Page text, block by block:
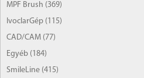
MPF Brush (369)
IvoclarGép (115)
CAD/CAM (77)
Egyéb (184)
SmileLine (415)